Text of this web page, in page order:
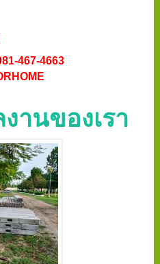
467-4663
านของเรา